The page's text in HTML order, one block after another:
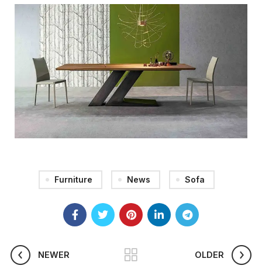
Furniture News Sofa
NEWER OLDER